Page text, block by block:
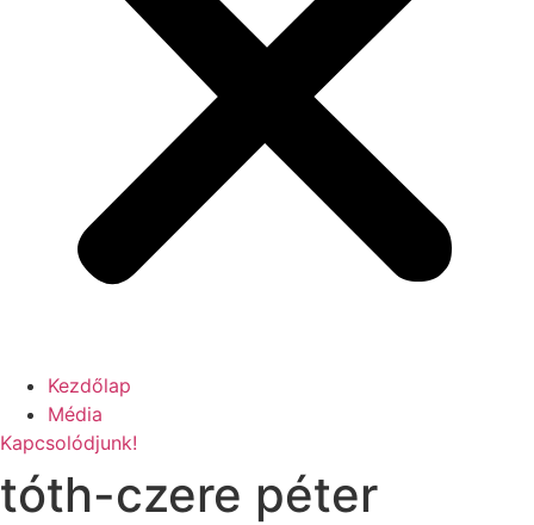
Kezdőlap
Média
Kapcsolódjunk!
tóth-czere péter